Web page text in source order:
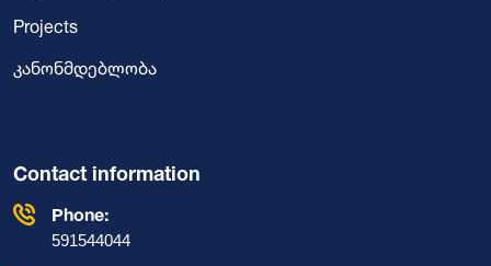
Projects
კანონმდებლობა
Contact information
Phone:
591544044